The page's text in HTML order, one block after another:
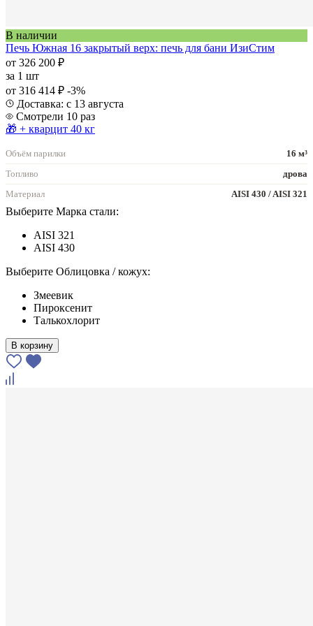
В наличии
Печь Южная 16 закрытый верх: печь для бани ИзиСтим
от 326 200 ₽
за 1 шт
от 316 414 ₽ -3%
Доставка: с 13 августа
Смотрели 10 раз
🎁 + кварцит 40 кг
Объём парилки
16 м³
Топливо
дрова
Материал
AISI 430 / AISI 321
Выберите Марка стали:
AISI 321
AISI 430
Выберите Облицовка / кожух:
Змеевик
Пироксенит
Талькохлорит
В корзину